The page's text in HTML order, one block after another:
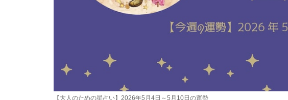
【大人のための星占い】2026年5月4日～5月10日の運勢